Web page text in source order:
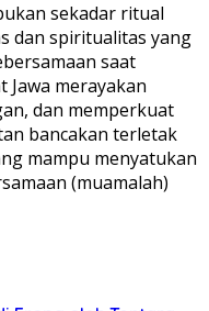
sekadar ritual
dan spiritualitas yang
saat
Jawa merayakan
dan memperkuat
bancakan terletak
mampu menyatukan
(muamalah)